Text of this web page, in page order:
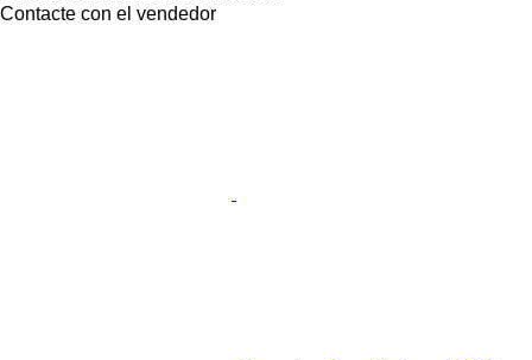
Contacte con el vendedor